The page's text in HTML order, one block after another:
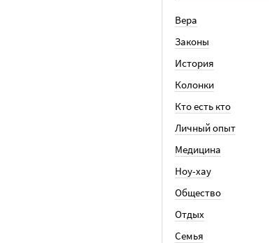
Вера
Законы
История
Колонки
Кто есть кто
Личный опыт
Медицина
Ноу-хау
Общество
Отдых
Семья